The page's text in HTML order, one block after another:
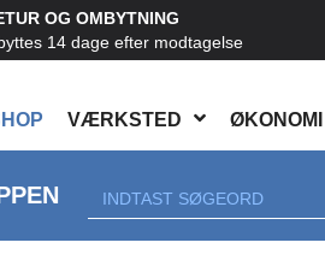
VÆRKSTED ØKONOMI
OG OMBYTNING
14 dage efter modtagelse